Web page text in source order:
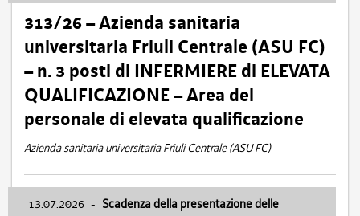
313/26 – Azienda sanitaria
universitaria Friuli Centrale (ASU FC)
– n. 3 posti di INFERMIERE di ELEVATA
QUALIFICAZIONE – Area del
personale di elevata qualificazione
Azienda sanitaria universitaria Friuli Centrale (ASU FC)
13.07.2026 - Scadenza della presentazione delle